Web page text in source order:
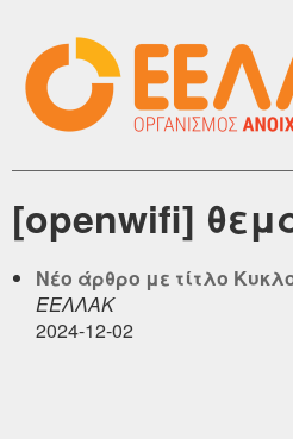
[openwifi]
Νέο άρθρο με τίτλο
ΕΕΛΛΑΚ
2024-12-02